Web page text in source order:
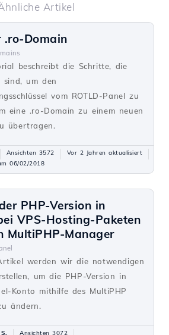
Artikel
.ro-Domain
beschreibt die Schritte, die
sind, um den
vom ROTLD-Panel zu
eine .ro-Domain zu einem neuen
übertragen.
Ansichten 3572
Vor 2 Jahren aktualisiert
06/02/2018
PHP-Version in
VPS-Hosting-Paketen
MultiPHP-Manager
werden wir die notwendigen
um die PHP-Version in
Konto mithilfe des MultiPHP
ändern.
Ansichten 3072